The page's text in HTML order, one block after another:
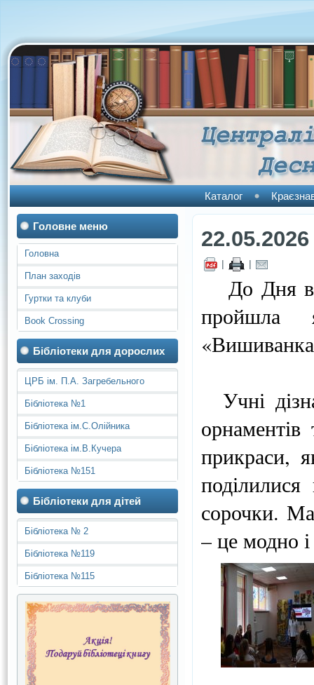
Каталог
Головне меню
Головна
План заходів
Гуртки та клуби
Book Crossing
Бібліотеки для дорослих
ЦРБ ім. П.А. Загребельного
Бібліотека №1
Бібліотека ім.С.Олійника
Бібліотека ім.В.Кучера
Бібліотека №151
Бібліотеки для дітей
Бібліотека № 2
Бібліотека №119
Бібліотека №115
22.05.2026
| |
До Дня
пройшла
«Вишиванка
Учні
орнаментів
прикраси,
сорочки.
– це модно